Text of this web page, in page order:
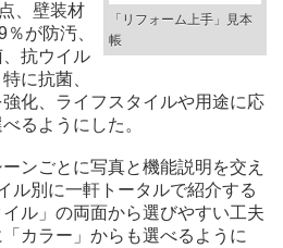
「リフォーム上手」見本
帳
、壁装材
が防汚、
抗ウイル
に抗菌、
化、ライフスタイルや用途に応
るようにした。
ンごとに写真と機能説明を交え
ル別に一軒トータルで紹介する
ル」の両面から選びやすい工夫
カラー」からも選べるように